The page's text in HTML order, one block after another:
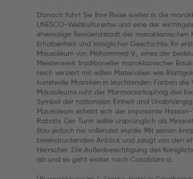
Danach führt Sie Ihre Reise weiter in die
UNESCO-Weltkulturerbe und eine der
ehemalige Residenzstadt der marokkanischen
Erhabenheit und königlicher Geschichte. Ihr
Mausoleum von Mohammed V., eines der
Meisterwerk traditioneller marokkanischer
reich verziert mit edlen Materialien wie
kunstvolle Mosaiken in leuchtenden Farben
Mausoleums ruht der Marmorsarkophag des
Symbol der nationalen Einheit und
Mausoleum erhebt sich der imposante
Rabats. Der Turm sollte ursprünglich als
Bau jedoch nie vollendet wurde. Mit seinen
beeindruckenden Anblick und zeugt von den
Herrscher. Die Außenbesichtigung des
ab und es geht weiter nach Casablanca.